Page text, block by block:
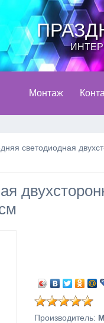
Монтаж
светодиодная
Производитель: